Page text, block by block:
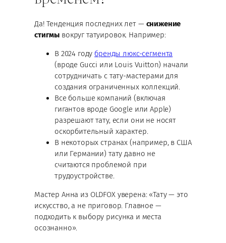
Да! Тенденция последних лет — снижение
стигмы вокруг татуировок. Например:
В 2024 году бренды люкс-сегмента
(вроде Gucci или Louis Vuitton) начали
сотрудничать с тату-мастерами для
создания ограниченных коллекций.
Все больше компаний (включая
гигантов вроде Google или Apple)
разрешают тату, если они не носят
оскорбительный характер.
В некоторых странах (например, в США
или Германии) тату давно не
считаются проблемой при
трудоустройстве.
Мастер Анна из OLDFOX уверена: «Тату — это
искусство, а не приговор. Главное —
подходить к выбору рисунка и места
осознанно».